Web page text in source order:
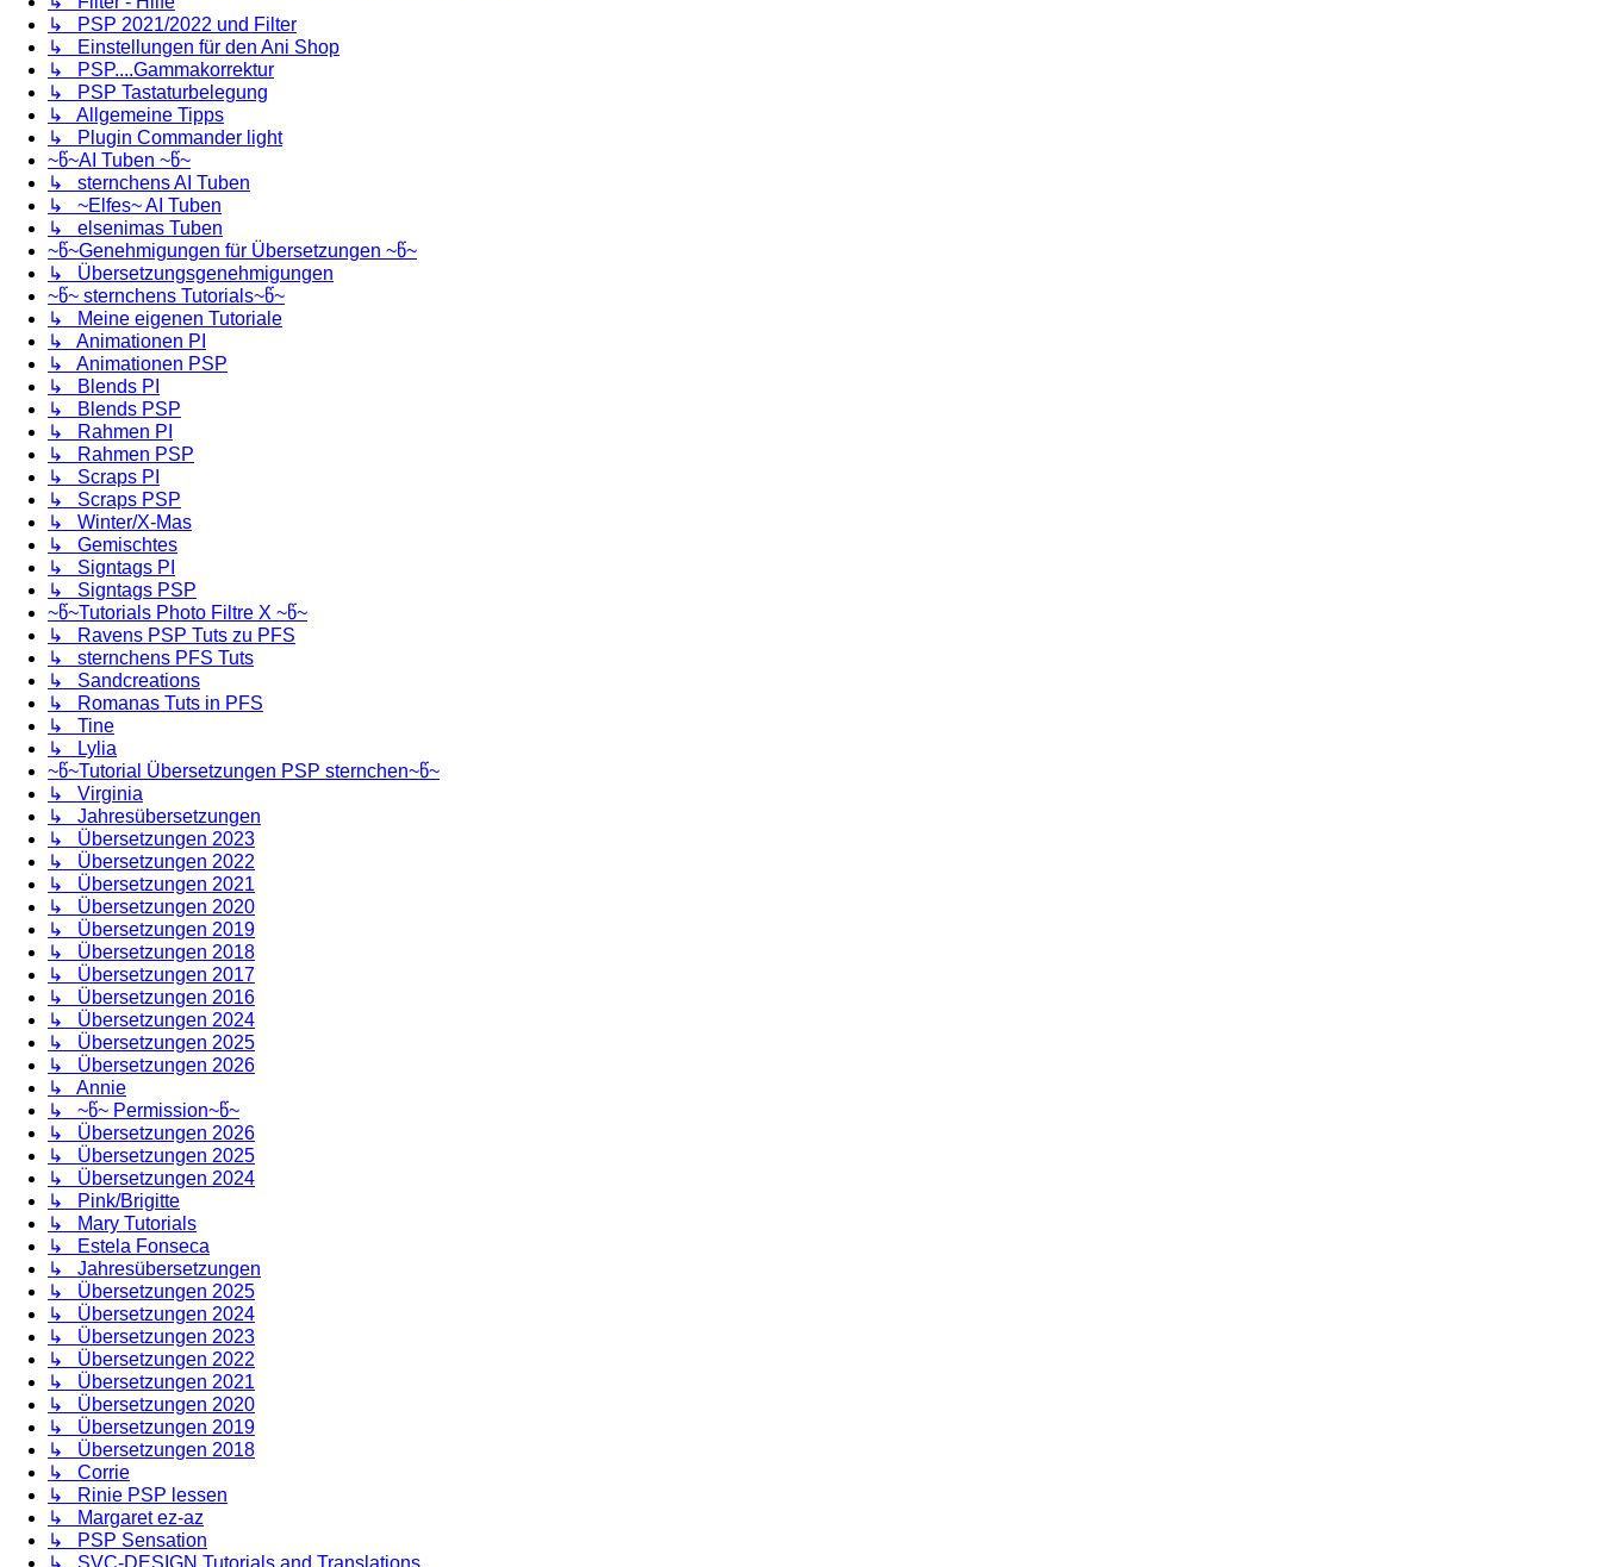
↳ PSP 2021/2022 und Filter
↳ Einstellungen für den Ani Shop
↳ PSP....Gammakorrektur
↳ PSP Tastaturbelegung
↳ Allgemeine Tipps
↳ Plugin Commander light
~წ~AI Tuben ~წ~
↳ sternchens AI Tuben
↳ ~Elfes~ AI Tuben
↳ elsenimas Tuben
~წ~Genehmigungen für Übersetzungen ~წ~
↳ Übersetzungsgenehmigungen
~წ~ sternchens Tutorials~წ~
↳ Meine eigenen Tutoriale
↳ Animationen PI
↳ Animationen PSP
↳ Blends PI
↳ Blends PSP
↳ Rahmen PI
↳ Rahmen PSP
↳ Scraps PI
↳ Scraps PSP
↳ Winter/X-Mas
↳ Gemischtes
↳ Signtags PI
↳ Signtags PSP
~წ~Tutorials Photo Filtre X ~წ~
↳ Ravens PSP Tuts zu PFS
↳ sternchens PFS Tuts
↳ Sandcreations
↳ Romanas Tuts in PFS
↳ Tine
↳ Lylia
~წ~Tutorial Übersetzungen PSP sternchen~წ~
↳ Virginia
↳ Jahresübersetzungen
↳ Übersetzungen 2023
↳ Übersetzungen 2022
↳ Übersetzungen 2021
↳ Übersetzungen 2020
↳ Übersetzungen 2019
↳ Übersetzungen 2018
↳ Übersetzungen 2017
↳ Übersetzungen 2016
↳ Übersetzungen 2024
↳ Übersetzungen 2025
↳ Übersetzungen 2026
↳ Annie
↳ ~წ~ Permission~წ~
↳ Übersetzungen 2026
↳ Übersetzungen 2025
↳ Übersetzungen 2024
↳ Pink/Brigitte
↳ Mary Tutorials
↳ Estela Fonseca
↳ Jahresübersetzungen
↳ Übersetzungen 2025
↳ Übersetzungen 2024
↳ Übersetzungen 2023
↳ Übersetzungen 2022
↳ Übersetzungen 2021
↳ Übersetzungen 2020
↳ Übersetzungen 2019
↳ Übersetzungen 2018
↳ Corrie
↳ Rinie PSP lessen
↳ Margaret ez-az
↳ PSP Sensation
↳ SVC-DESIGN Tutorials and Translations